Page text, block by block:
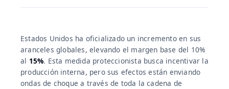
Estados Unidos ha oficializado un incremento en sus
aranceles globales, elevando el margen base del 10%
al 15%. Esta medida proteccionista busca incentivar la
producción interna, pero sus efectos están enviando
ondas de choque a través de toda la cadena de